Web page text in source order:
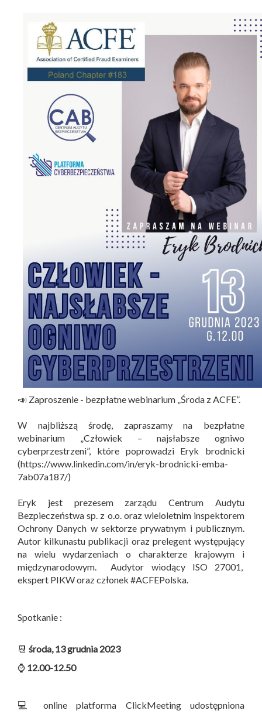
📣 Zaproszenie - bezpłatne webinarium „Środa z ACFE”.
W najbliższą środę, zapraszamy na bezpłatne
webinarium „Człowiek – najsłabsze ogniwo
cyberprzestrzeni”, które poprowadzi Eryk brodnicki
(https://www.linkedin.com/in/eryk-brodnicki-emba-
7ab07a187/)
Eryk jest prezesem zarządu Centrum Audytu
Bezpieczeństwa sp. z o.o. oraz wieloletnim inspektorem
Ochrony Danych w sektorze prywatnym i publicznym.
Autor kilkunastu publikacji oraz prelegent występujący
na wielu wydarzeniach o charakterze krajowym i
międzynarodowym. Audytor wiodący ISO 27001,
ekspert PIKW oraz członek #ACFEPolska.
Spotkanie :
📆 środa, 13 grudnia 2023
⌚ 12.00-12.50
💻 online platforma ClickMeeting udostępniona